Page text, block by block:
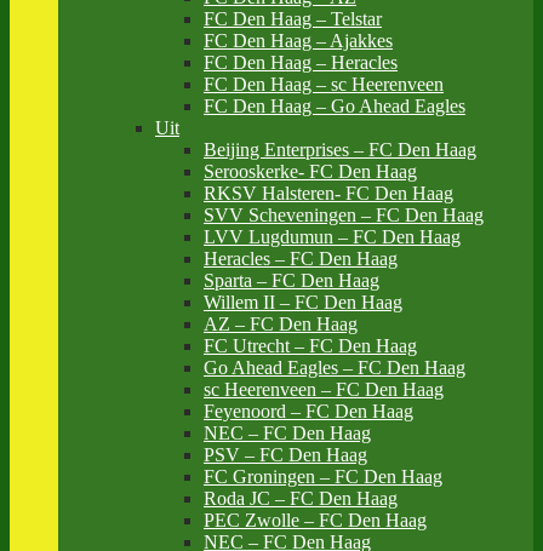
FC Den Haag – Telstar
FC Den Haag – Ajakkes
FC Den Haag – Heracles
FC Den Haag – sc Heerenveen
FC Den Haag – Go Ahead Eagles
Uit
Beijing Enterprises – FC Den Haag
Serooskerke- FC Den Haag
RKSV Halsteren- FC Den Haag
SVV Scheveningen – FC Den Haag
LVV Lugdumun – FC Den Haag
Heracles – FC Den Haag
Sparta – FC Den Haag
Willem II – FC Den Haag
AZ – FC Den Haag
FC Utrecht – FC Den Haag
Go Ahead Eagles – FC Den Haag
sc Heerenveen – FC Den Haag
Feyenoord – FC Den Haag
NEC – FC Den Haag
PSV – FC Den Haag
FC Groningen – FC Den Haag
Roda JC – FC Den Haag
PEC Zwolle – FC Den Haag
NEC – FC Den Haag